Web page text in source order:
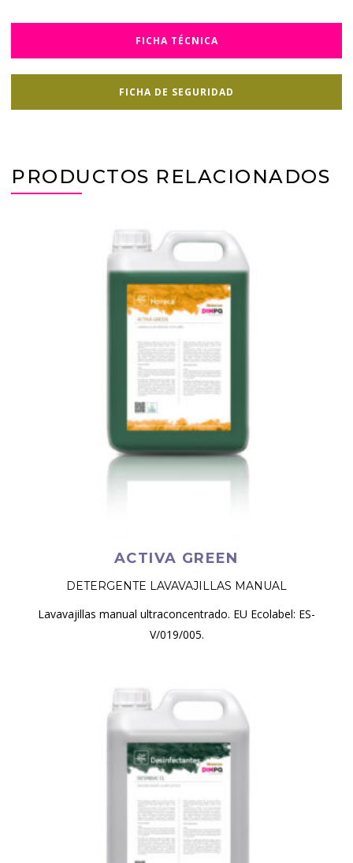
FICHA TÉCNICA
FICHA DE SEGURIDAD
PRODUCTOS RELACIONADOS
ACTIVA GREEN
DETERGENTE LAVAVAJILLAS MANUAL
Lavavajillas manual ultraconcentrado. EU Ecolabel: ES-
V/019/005.